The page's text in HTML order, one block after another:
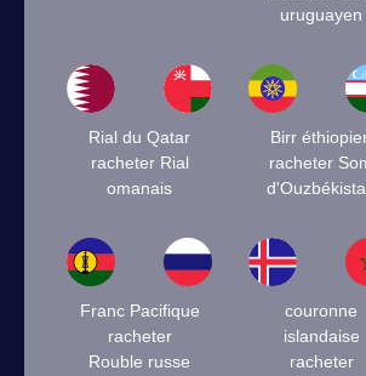
uruguayen
Rial du Qatar
racheter Rial
omanais
Birr
racheter
Franc Pacifique
racheter
Rouble russe
couronne
islandaise
racheter